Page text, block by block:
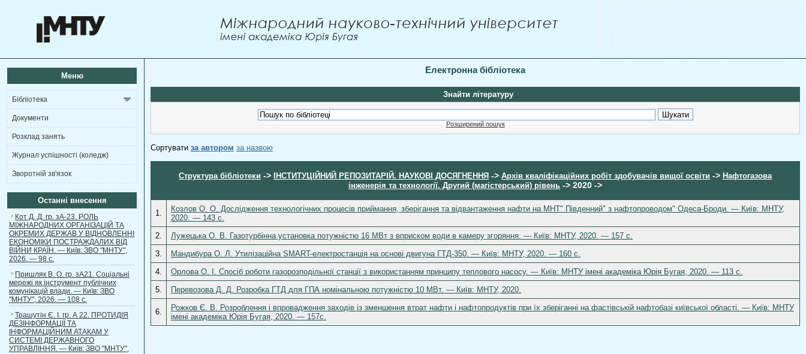
Меню
Бібліотека
Документи
Розклад занять
Журнал успішності (коледж)
Зворотній зв'язок
Останні внесення
Кот Д. Д. гр. зА-23. РОЛЬ
МІЖНАРОДНИХ ОРГАНІЗАЦІЙ ТА
ОКРЕМИХ ДЕРЖАВ У ВІДНОВЛЕННІ
ЕКОНОМІКИ ПОСТРАЖДАЛИХ ВІД
ВІЙНИ КРАЇН. — Київ: ЗВО "МНТУ",
2026. — 98 с.
Пришляк В. О. гр. зА21. Соціальні
мережі як інструмент публічних
комунікацій влади. — Київ: ЗВО
"МНТУ", 2026. — 108 с.
Трашутін Є. І. гр. А 22. ПРОТИДІЯ
ДЕЗІНФОРМАЦІЇ ТА
ІНФОРМАЦІЙНИМ АТАКАМ У
СИСТЕМІ ДЕРЖАВНОГО
УПРАВЛІННЯ. — Київ: ЗВО "МНТУ",
Електронна бібліотека
Знайти літературу
Розширений пошук
Сортувати за автором за назвою
Структура бібліотеки -> ІНСТИТУЦІЙНИЙ РЕПОЗИТАРІЙ. НАУКОВІ ДОСЯГНЕННЯ -> Архів кваліфікаційних робіт здобувачів вищої освіти -> Нафтогазова
інженерія та технології. Другий (магістерський) рівень -> 2020 ->
1.
Козлов О. О. Дослідження технологічних процесів приймання, зберігання та відвантаження нафти на МНТ" Південний" з нафтопроводом" Одеса-Броди. — Київ: МНТУ,
2020. — 143 с.
2.
Лужецька О. В. Газотурбінна установка потужністю 16 МВт з вприском води в камеру згоряння. — Київ: МНТУ, 2020. — 157 с.
3.
Мандибура О. Л. Утилізаційна SMART-електростанція на основі двигуна ГТД-350. — Київ: МНТУ, 2020. — 160 с.
4.
Орлова О. І. Спосіб роботи газорозподільної станції з використанням принципу теплового насосу. — Київ: МНТУ імені академіка Юрія Бугая, 2020. — 113 с.
5.
Перевозова Д. Д. Розробка ГТД для ГПА номінальною потужністю 10 МВт. — Київ: МНТУ, 2020.
6.
Рожков Є. В. Розроблення і впровадження заходів із зменшення втрат нафти і нафтопродуктів при їх зберіганні на фастівській нафтобазі київської області. — Київ: МНТУ
імені академіка Юрія Бугая, 2020. — 157с.